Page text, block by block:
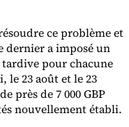
ce problème et
dernier a imposé un
pour chacune
le 23 août et le 23
près de 7 000 GBP
nouvellement établi.